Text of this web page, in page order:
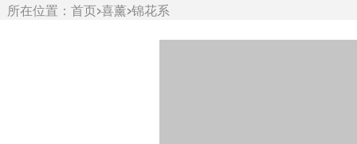
所在位置： 首页>喜薰>锦花系